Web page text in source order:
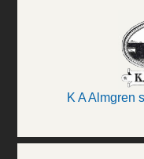
K A Almgren